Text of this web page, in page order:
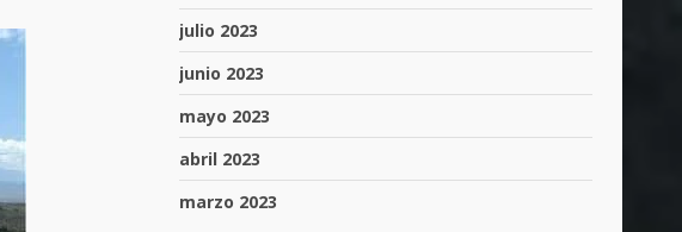
julio 2023
junio 2023
mayo 2023
abril 2023
marzo 2023